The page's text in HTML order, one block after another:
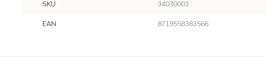
SKU 34030003
EAN 8719558383566